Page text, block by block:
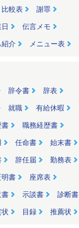
比較表 謝罪
伝言メモ
紹介 メニュー表
辞令書 辞表
就職 有給休暇
書 職務経歴書
任命書 始末書
辞任届 勤務表
明書 座席表
書 示談書 診断書
目録 推薦状